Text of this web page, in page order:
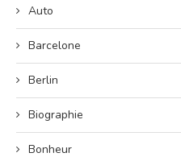
Auto
Barcelone
Berlin
Biographie
Bonheur